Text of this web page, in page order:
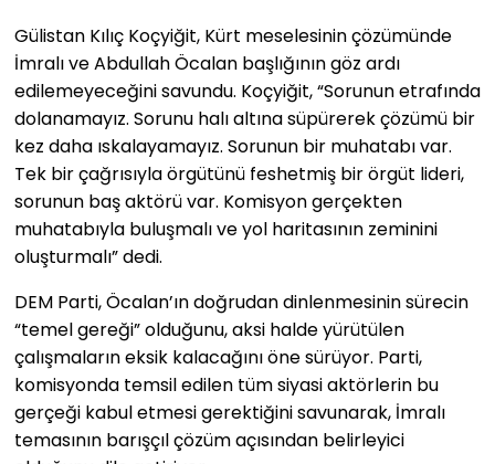
Gülistan Kılıç Koçyiğit, Kürt meselesinin çözümünde
İmralı ve Abdullah Öcalan başlığının göz ardı
edilemeyeceğini savundu. Koçyiğit, “Sorunun etrafında
dolanamayız. Sorunu halı altına süpürerek çözümü bir
kez daha ıskalayamayız. Sorunun bir muhatabı var.
Tek bir çağrısıyla örgütünü feshetmiş bir örgüt lideri,
sorunun baş aktörü var. Komisyon gerçekten
muhatabıyla buluşmalı ve yol haritasının zeminini
oluşturmalı” dedi.
DEM Parti, Öcalan’ın doğrudan dinlenmesinin sürecin
“temel gereği” olduğunu, aksi halde yürütülen
çalışmaların eksik kalacağını öne sürüyor. Parti,
komisyonda temsil edilen tüm siyasi aktörlerin bu
gerçeği kabul etmesi gerektiğini savunarak, İmralı
temasının barışçıl çözüm açısından belirleyici